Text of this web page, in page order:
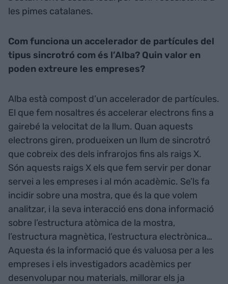
les pimes catalanes.
Com funciona un accelerador de partícules del
tipus sincrotró com és l’Alba? Quin valor en
poden extreure les empreses?
Alba està compost d’un accelerador de partícules.
El que fem nosaltres és accelerar electrons fins a
gairebé la velocitat de la llum. Quan aquests
electrons giren, produeixen un llum de sincrotró
que cobreix des dels infrarojos fins als raigs X.
Són aquests raigs X els que fem servir per donar
servei a les empreses i al món acadèmic. Se’ls fa
incidir sobre una mostra, que és la que volem
analitzar, i la seva interacció ens dona informació
sobre l’estructura atòmica de la mostra,
l’estructura magnètica, l’estructura electrònica…
Aquesta és la informació que és valuosa per a les
empreses i els investigadors acadèmics per
desenvolupar nou materials, millorar els ja